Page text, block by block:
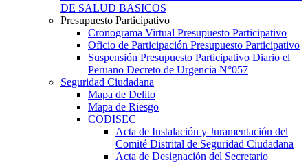
DE SALUD BASICOS
Presupuesto Participativo
Cronograma Virtual Presupuesto Participativo
Oficio de Participación Presupuesto Participativo
Suspensión Presupuesto Participativo Diario el
Peruano Decreto de Urgencia N°057
Seguridad Ciudadana
Mapa de Delito
Mapa de Riesgo
CODISEC
Acta de Instalación y Juramentación del
Comité Distrital de Seguridad Ciudadana
Acta de Designación del Secretario